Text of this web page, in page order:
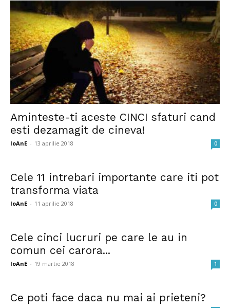
Aminteste-ti aceste CINCI sfaturi cand
esti dezamagit de cineva!
IoAnE - 13 aprilie 2018 0
Cele 11 intrebari importante care iti pot
transforma viata
IoAnE - 11 aprilie 2018 0
Cele cinci lucruri pe care le au in
comun cei carora...
IoAnE - 19 martie 2018 1
Ce poti face daca nu mai ai prieteni?